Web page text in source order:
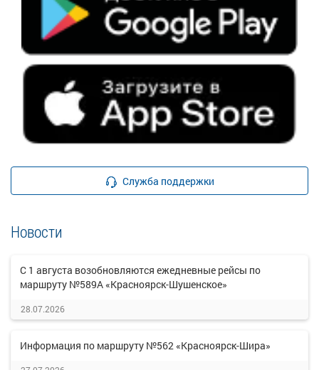
Служба поддержки
Новости
С 1 августа возобновляются ежедневные рейсы по
маршруту №589А «Красноярск-Шушенское»
28.07.2026
Информация по маршруту №562 «Красноярск-Шира»